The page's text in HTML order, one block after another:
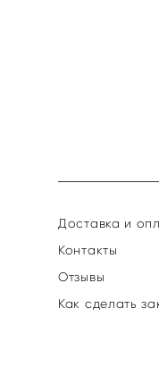
Доставка и
Контакты
Отзывы
Как сделать